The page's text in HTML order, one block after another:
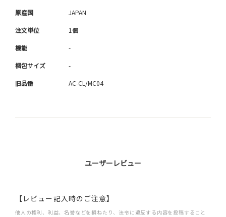
原産国 JAPAN
注文単位 1個
機能 -
梱包サイズ -
旧品番 AC-CL/MC04
ユーザーレビュー
【レビュー記入時のご注意】
他人の権利、利益、名誉などを損ねたり、法令に違反する内容を投稿すること